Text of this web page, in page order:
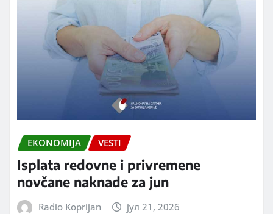
EKONOMIJA VESTI
Isplata redovne i privremene
novčane naknade za jun
Radio Koprijan јул 21, 2026